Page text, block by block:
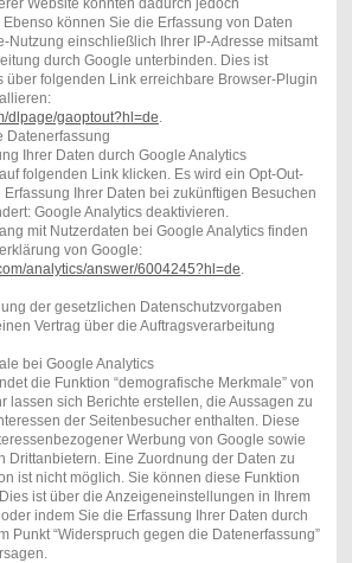
Website könnten dadurch jedoch
können Sie die Erfassung von Daten
Nutzung einschließlich Ihrer IP-Adresse mitsamt
durch Google unterbinden. Dies ist
über folgenden Link erreichbare Browser-Plugin
dlpage/gaoptout?hl=de.
Datenerfassung
Ihrer Daten durch Google Analytics
folgenden Link klicken. Es wird ein Opt-Out-
Ihrer Daten bei zukünftigen Besuchen
Google Analytics deaktivieren.
mit Nutzerdaten bei Google Analytics finden
von Google:
analytics/answer/6004245?hl=de.
der gesetzlichen Datenschutzvorgaben
Vertrag über die Auftragsverarbeitung
bei Google Analytics
die Funktion “demografische Merkmale” von
lassen sich Berichte erstellen, die Aussagen zu
der Seitenbesucher enthalten. Diese
Werbung von Google sowie
Drittanbietern. Eine Zuordnung der Daten zu
ist nicht möglich. Sie können diese Funktion
ist über die Anzeigeneinstellungen in Ihrem
indem Sie die Erfassung Ihrer Daten durch
Punkt “Widerspruch gegen die Datenerfassung”